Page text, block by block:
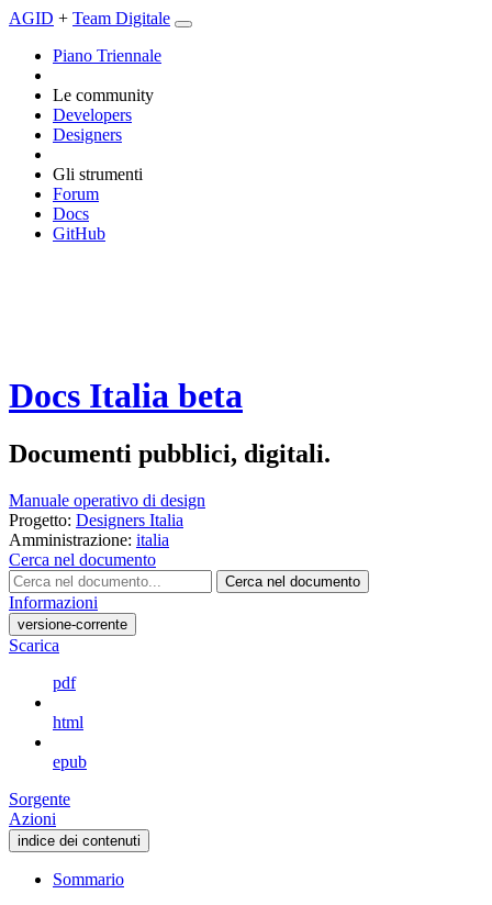
AGID + Team Digitale
Piano Triennale
Le community
Developers
Designers
Gli strumenti
Forum
Docs
GitHub
Docs Italia beta
Documenti pubblici, digitali.
Manuale operativo di design
Progetto: Designers Italia
Amministrazione: italia
Cerca nel documento
Cerca nel documento
Informazioni
versione-corrente
Scarica
pdf
html
epub
Sorgente
Azioni
indice dei contenuti
Sommario